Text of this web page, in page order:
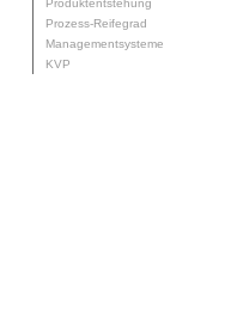
Produktentstehung
Prozess-Reifegrad
Managementsysteme
KVP